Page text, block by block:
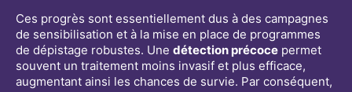
Ces progrès sont essentiellement dus à des campagnes
de sensibilisation et à la mise en place de programmes
de dépistage robustes. Une détection précoce permet
souvent un traitement moins invasif et plus efficace,
augmentant ainsi les chances de survie. Par conséquent,